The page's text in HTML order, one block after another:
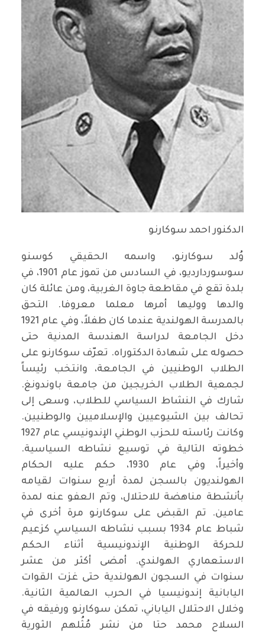
الدكنور احمد سوكارنو
وُلد سوكارنو، واسمه الحقيقي كوسنو
سوسوردارديو، في السادس من تموز عام 1901، في
بلدة تقع في مقاطعة جاوة الغربية، ومن عائلة كان
والدها ووليها أمرها معلما معروفا. التحق
بالمدرسة الهولندية عندما كان طفلاً، وفي عام 1921
دخل الجامعة لدراسة الهندسة المدنية حتى
حصوله على شهادة الدكتوراه. تعرّف سوكارنو على
الطلاب الوطنيين في الجامعة، وانتخب رئيساً
لجمعية الطلاب الخريجين من جامعة باوندونغ.
شارك في النشاط السياسي للطلاب، وسعى إلى
تحالف بين الشيوعيين والإسلاميين والوطنيين.
وكانت رئاسته للحزب الوطني الإندونيسي عام 1927
خطوته التالية في توسيع نشاطه السياسية.
وأخيراً، وفي عام 1930، حكم عليه الحكام
الهولنديون بالسجن لمدة أربع سنوات لقيامه
بأنشطة مناهضة للاحتلال، وتم العفو عنه لمدة
عامين. تم القبض على سوكارنو مرة أخرى في
شباط عام 1934 بسبب نشاطه السياسي كزعيم
للحركة الوطنية الإندونيسية أثناء الحكم
الاستعماري الهولندي. أمضى أكثر من عشر
سنوات في السجون الهولندية حتى غزت القوات
اليابانية إندونيسيا في الحرب العالمية الثانية.
وخلال الاحتلال الياباني، تمكن سوكارنو ورفيقه في
السلاح محمد حتا من نشر مُثُلهم الثورية